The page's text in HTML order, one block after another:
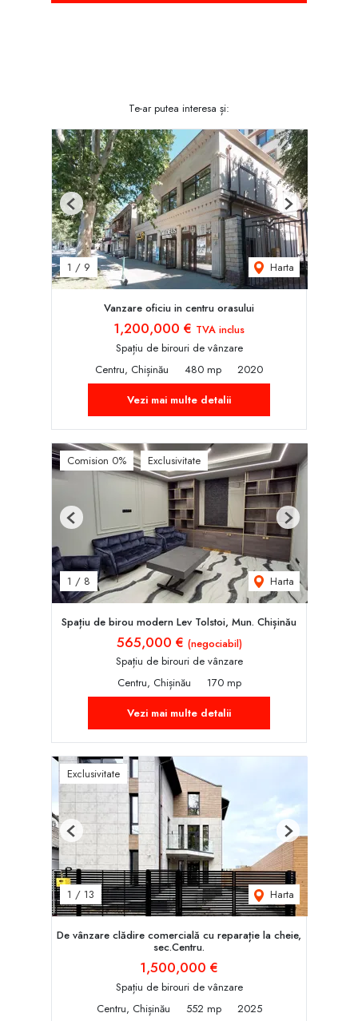
Te-ar putea interesa și:
1 / 9 Harta
Previous Next
Vanzare oficiu in centru orasului
1,200,000 € TVA inclus
Spațiu de birouri de vânzare
Centru, Chișinău
480 mp
2020
Vezi mai multe detalii
Comision 0% Exclusivitate
1 / 8 Harta
Previous Next
Spațiu de birou modern Lev Tolstoi, Mun. Chișinău
565,000 € (negociabil)
Spațiu de birouri de vânzare
Centru, Chișinău
170 mp
Vezi mai multe detalii
Exclusivitate
1 / 13 Harta
Previous Next
De vânzare clădire comercială cu reparație la cheie,
sec.Centru.
1,500,000 €
Spațiu de birouri de vânzare
Centru, Chișinău
552 mp 2025